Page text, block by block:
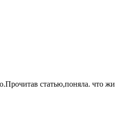
статью,поняла. что